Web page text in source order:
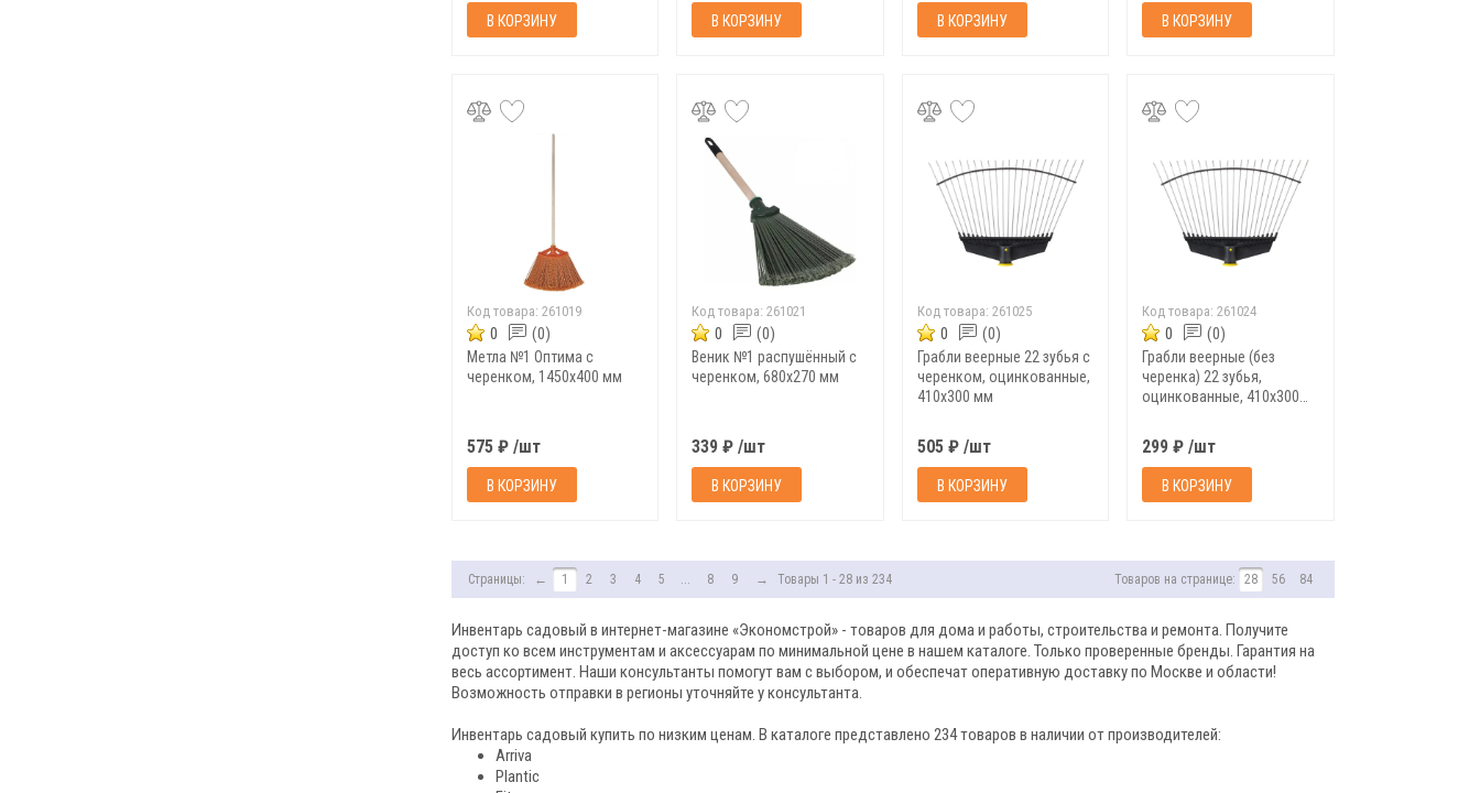
В КОРЗИНУ В КОРЗИНУ В КОРЗИНУ В КОРЗИНУ
Код товара: 261019
0 (0)
Метла №1 Оптима с
черенком, 1450х400 мм
575 ₽ /шт
В КОРЗИНУ
Код товара:261021
0 (0)
Веник №1 распушённый с
черенком, 680х270 мм
339 ₽ /шт
В КОРЗИНУ
Код товара: 261025
0 (0)
Грабли веерные 22 зубья с
черенком, оцинкованные,
410х300 мм
505 ₽ /шт
В КОРЗИНУ
Код товара:261024
0 (0)
Грабли веерные (без
черенка) 22 зубья,
оцинкованные, 410х300
299 ₽ /шт
В КОРЗИНУ
Страницы: ← 1 2 3 4 5 8 9 → Товары 1 - 28 из 234 Товаров на странице: 28 56 84
Инвентарь садовый в интернет-магазине «Экономстрой» - товаров для дома и работы, строительства и ремонта. Получите
доступ ко всем инструментам и аксессуарам по минимальной цене в нашем каталоге. Только проверенные бренды. Гарантия на
весь ассортимент. Наши консультанты помогут вам с выбором, и обеспечат оперативную доставку по Москве и области!
Возможность отправки в регионы уточняйте у консультанта.
Инвентарь садовый купить по низким ценам. В каталоге представлено 234 товаров в наличии от производителей:
Arriva
Plantic